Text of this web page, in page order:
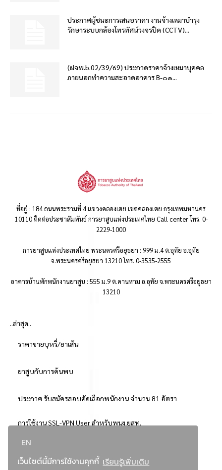
EN
เว็บไซต์นี้มีการใช้งานคุกกี้ เรียนรู้เพิ่มเติม
ประกาศผู้ชนะการเสนอราคา งานจ้างเหมาบำรุง
รักษาระบบกล้องโทรทัศน์วงจรปิด (CCTV)...
(ฝจพ.b.02/39/69) ประกวดราคาจ้างเหมาบุคคล
ภายนอกทำความสะอาดอาคาร B-๐๑...
ที่อยู่ : 184 ถนนพระรามที่ 4 แขวงคลองเตย เขตคลองเตย กรุงเทพมหานคร
10110 ติดต่อประชาสัมพันธ์ การยาสูบแห่งประเทศไทย Call center โทร. 0-
2229-1000
การยาสูบแห่งประเทศไทย พระนครศรีอยุธยา : 999 ม.4 ต.อุทัย อ.อุทัย
จ.พระนครศรีอยุธยา 13210 โทร. 0-3535-2555
อาคารบ้านพักพนักงานยาสูบ : 555 ม.9 ต.คานหาม อ.อุทัย จ.พระนครศรีอยุธยา
13210
..ล่าสุด..
ราคาขายบุหรี่/ยาเส้น
ยาสูบกับการค้นพบ
ประกาศ รับสมัครสอบคัดเลือกพนักงาน จำนวน 81 อัตรา
การใช้งาน SSL-VPN User สำหรับพนง.ยสท.
..ยอดนิยม..